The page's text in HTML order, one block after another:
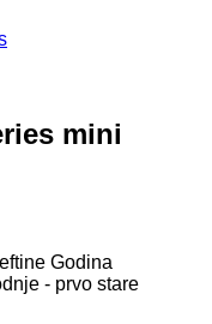
mini
Godina
- prvo stare